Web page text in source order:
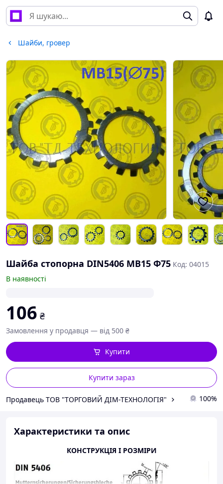
Шайби, гровер
Шайба стопорна DIN5406 MB15 Ф75 Код: 04015
В наявності
106 ₴
Замовлення у продавця — від 500 ₴
Купити зараз
Купити
Продавець ТОВ "ТОРГОВИЙ ДІМ-ТЕХНОЛОГІЯ" 100%
Характеристики та опис
КОНСТРУКЦІЯ І РОЗМІРИ